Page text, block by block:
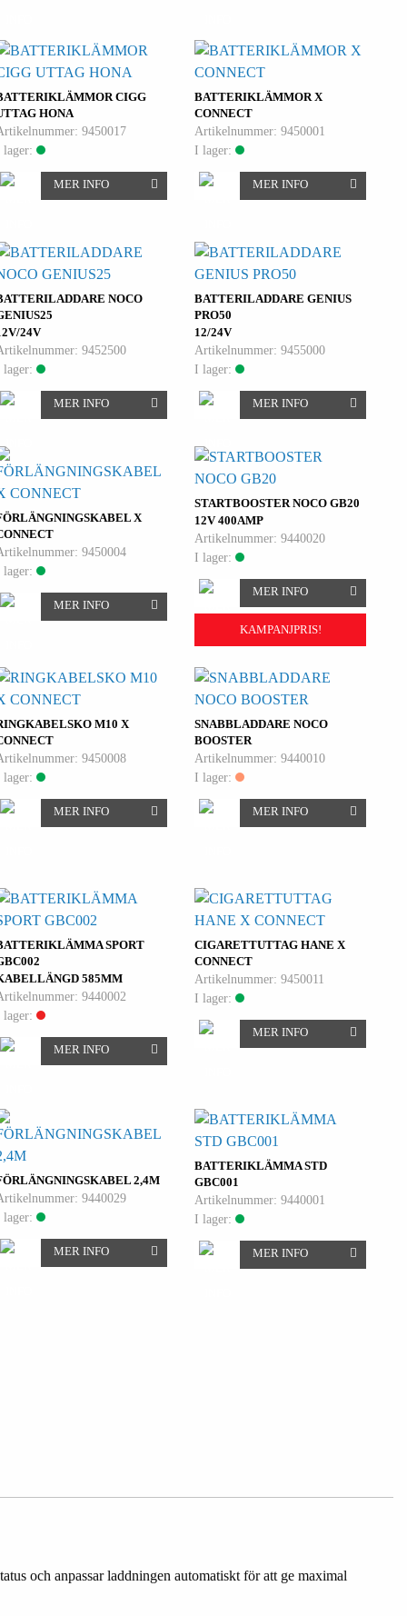
CIGG
HONA
9450017
MER INFO
BATTERIKLÄMMOR X
CONNECT
Artikelnummer: 9450001
I lager:
MER INFO
NOCO
24V
9452500
MER INFO
BATTERILADDARE GENIUS
PRO50
12/24V
Artikelnummer: 9455000
I lager:
MER INFO
X
9450004
MER INFO
STARTBOOSTER NOCO GB20
12V 400AMP
Artikelnummer: 9440020
I lager:
MER INFO
KAMPANJPRIS!
M10 X
9450008
MER INFO
SNABBLADDARE NOCO
BOOSTER
Artikelnummer: 9440010
I lager:
MER INFO
SPORT
585MM
9440002
MER INFO
CIGARETTUTTAG HANE X
CONNECT
Artikelnummer: 9450011
I lager:
MER INFO
2,4M
9440029
MER INFO
BATTERIKLÄMMA STD
GBC001
Artikelnummer: 9440001
I lager:
MER INFO
och anpassar laddningen automatiskt för att ge maximal